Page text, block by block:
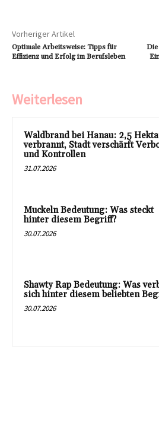
Vorheriger Artikel
Optimale Arbeitsweise: Tipps für
Effizienz und Erfolg im Berufsleben
Die
Weiterlesen
Waldbrand bei Hanau: 2,5
verbrannt, Stadt verschärft
und Kontrollen
31.07.2026
Muckeln Bedeutung: Was steckt
hinter diesem Begriff?
30.07.2026
Shawty Rap Bedeutung: Was
sich hinter diesem beliebten
30.07.2026